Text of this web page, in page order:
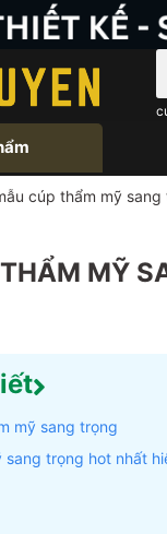
cúp thẩm mỹ
MỸ
mỹ sang trọng
sang trọng hot nhất